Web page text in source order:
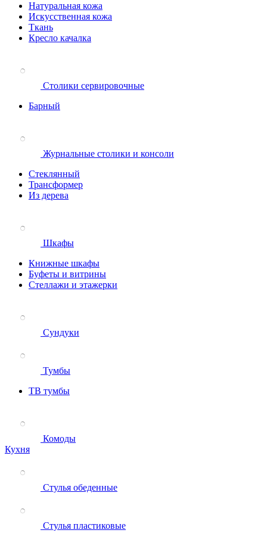
Натуральная кожа
Искусственная кожа
Ткань
Кресло качалка
Столики сервировочные
Барный
Журнальные столики и консоли
Стеклянный
Трансформер
Из дерева
Шкафы
Книжные шкафы
Буфеты и витрины
Стеллажи и этажерки
Сундуки
Тумбы
ТВ тумбы
Комоды
Кухня
Стулья обеденные
Стулья пластиковые